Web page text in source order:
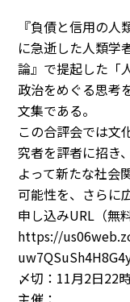
『負債と信用の
に急逝した人類学
論』で提起した「
政治をめぐる思考
文集である。
この合評会では文
究者を評者に招き
よって新たな社会
可能性を、さらに
申し込みURL（無
https://
〆切：11月2日22